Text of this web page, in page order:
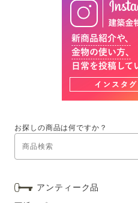
お探しの商品は何ですか？
アンティーク品